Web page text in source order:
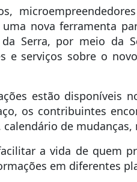
nova ferramenta
Serra, por meio da
e serviços sobre o
estão disponíveis
os contribuintes
calendário de
a vida de quem
em diferentes